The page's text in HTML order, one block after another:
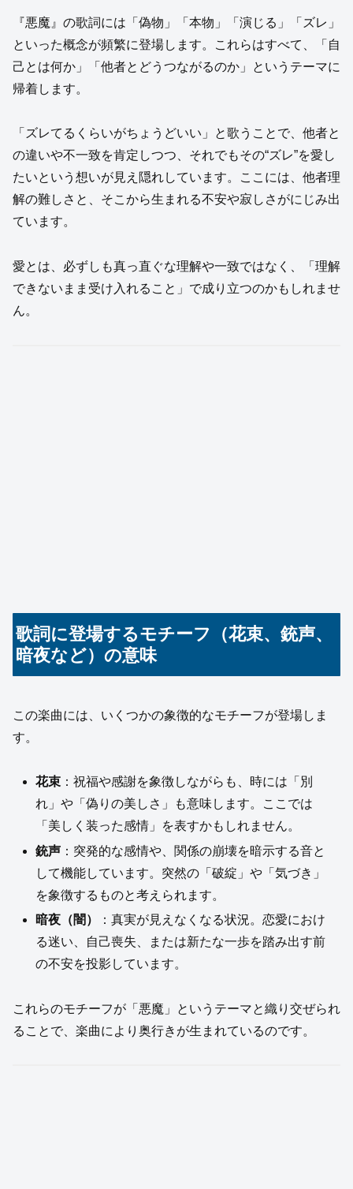
『悪魔』の歌詞には「偽物」「本物」「演じる」「ズレ」
といった概念が頻繁に登場します。これらはすべて、「自
己とは何か」「他者とどうつながるのか」というテーマに
帰着します。
「ズレてるくらいがちょうどいい」と歌うことで、他者と
の違いや不一致を肯定しつつ、それでもその“ズレ”を愛し
たいという想いが見え隠れしています。ここには、他者理
解の難しさと、そこから生まれる不安や寂しさがにじみ出
ています。
愛とは、必ずしも真っ直ぐな理解や一致ではなく、「理解
できないまま受け入れること」で成り立つのかもしれませ
ん。
歌詞に登場するモチーフ（花束、銃声、
暗夜など）の意味
この楽曲には、いくつかの象徴的なモチーフが登場しま
す。
花束 ：祝福や感謝を象徴しながらも、時には「別
れ」や「偽りの美しさ」も意味します。ここでは
「美しく装った感情」を表すかもしれません。
銃声 ：突発的な感情や、関係の崩壊を暗示する音と
して機能しています。突然の「破綻」や「気づき」
を象徴するものと考えられます。
暗夜（闇）
：真実が見えなくなる状況。恋愛におけ
る迷い、自己喪失、または新たな一歩を踏み出す前
の不安を投影しています。
これらのモチーフが「悪魔」というテーマと織り交ぜられ
ることで、楽曲により奥行きが生まれているのです。